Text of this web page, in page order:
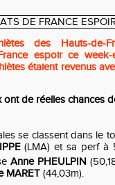
des Hauts-de-
espoir ce week-
étaient revenus
ont de réelles chances
se classent dans le
(LMA) et sa perf à
Anne PHEULPIN
MARET (44,03m).